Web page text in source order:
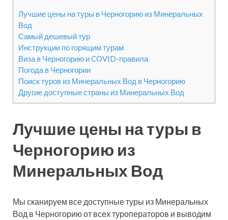
Лучшие цены на туры в Черногорию из Минеральных
Вод
Самый дешевый тур
Инструкции по горящим турам
Виза в Черногорию и COVID-правила
Погода в Черногории
Поиск туров из Минеральных Вод в Черногорию
Другие доступные страны из Минеральных Вод
Лучшие цены на туры в
Черногорию из
Минеральных Вод
Мы сканируем все доступные туры из Минеральных
Вод в Черногорию от всех туроператоров и выводим